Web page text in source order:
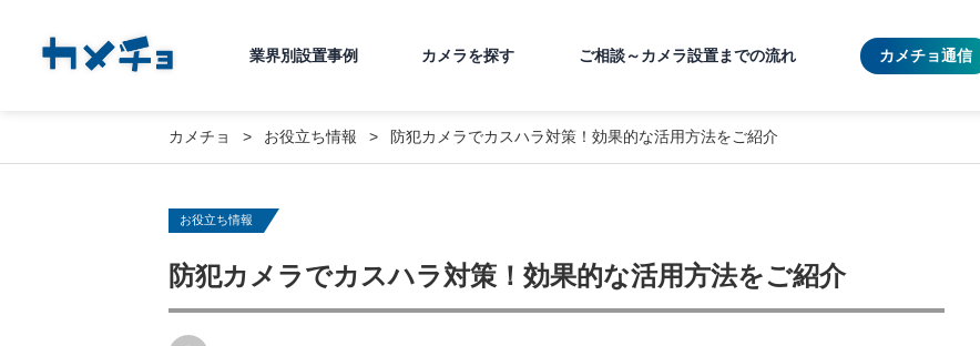
業界別設置事例 カメラを探す ご相談～カメラ設置までの流れ カメチョ通信
カメチョ お役立ち情報 防犯カメラでカスハラ対策！効果的な活用方法をご紹介
お役立ち情報
防犯カメラでカスハラ対策！効果的な活用方法をご紹介